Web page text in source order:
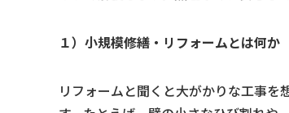
１）小規模修繕・リフォームとは何か
リフォームと聞くと大がかりな工事